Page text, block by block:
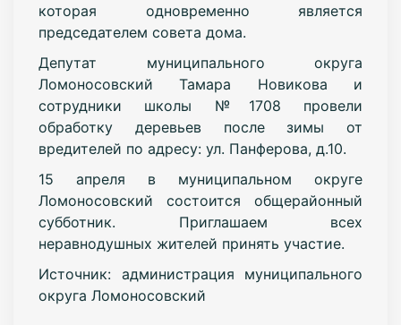
которая одновременно является
председателем совета дома.
Депутат муниципального округа
Ломоносовский Тамара Новикова и
сотрудники школы №1708 провели
обработку деревьев после зимы от
вредителей по адресу: ул. Панферова, д.10.
15 апреля в муниципальном округе
Ломоносовский состоится общерайонный
субботник. Приглашаем всех
неравнодушных жителей принять участие.
Источник: администрация муниципального
округа Ломоносовский